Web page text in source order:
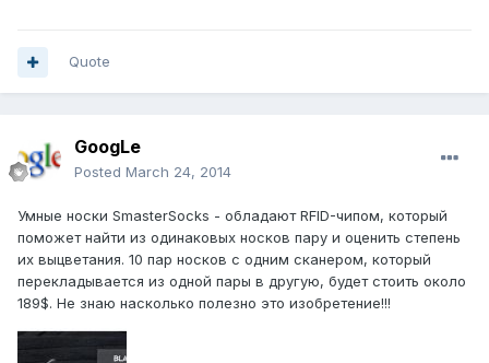
Quote
GoogLe
Posted March 24, 2014
Умные носки SmasterSocks - обладают RFID-чипом, который
поможет найти из одинаковых носков пару и оценить степень
их выцветания. 10 пар носков с одним сканером, который
перекладывается из одной пары в другую, будет стоить около
189$. Не знаю насколько полезно это изобретение!!!